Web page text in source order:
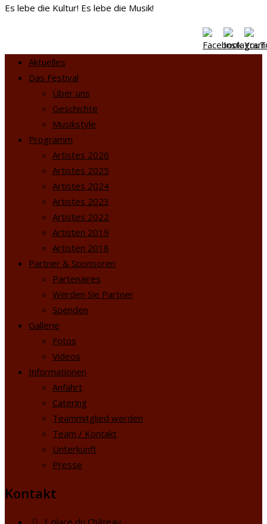
Es lebe die Kultur! Es lebe die Musik!
Aktuelles
Das Festival
Über uns
Geschichte
Musikstyle
Programm
Artistes 2026
Artistes 2025
Artistes 2024
Artistes 2023
Artistes 2022
Artisten 2019
Artisten 2018
Partner & Sponsoren
Partenaires
Werden Sie Partner
Spenden
Gallerie
Fotos
Videos
Informationen
Anfahrt
Catering
Teammitglied werden
Team / Kontakt
Unterkunft
Presse
Kontakt
1 place du Château